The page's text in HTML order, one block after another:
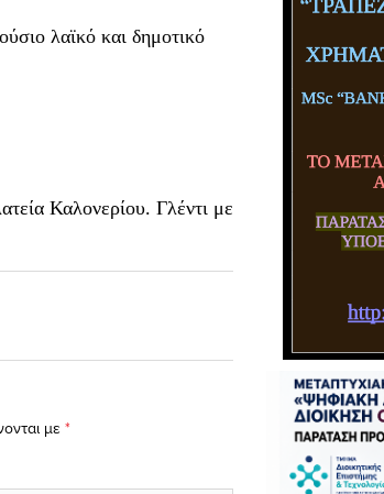
λαϊκό και δημοτικό
Καλονερίου. Γλέντι με
με *